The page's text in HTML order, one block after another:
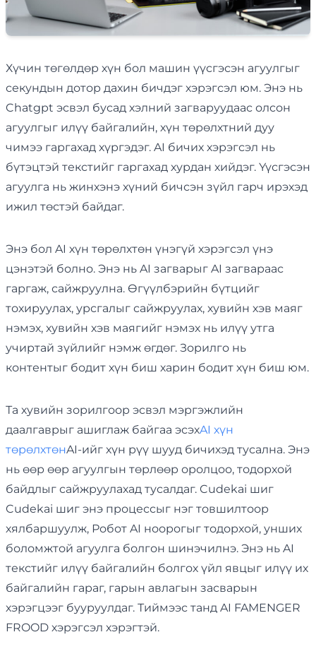
Хүчин төгөлдөр хүн бол машин үүсгэсэн агуулгыг
секундын дотор дахин бичдэг хэрэгсэл юм. Энэ нь
Chatgpt эсвэл бусад хэлний загваруудаас олсон
агуулгыг илүү байгалийн, хүн төрөлхтний дуу
чимээ гаргахад хүргэдэг. AI бичих хэрэгсэл нь
бүтэцтэй текстийг гаргахад хурдан хийдэг. Үүсгэсэн
агуулга нь жинхэнэ хүний бичсэн зүйл гарч ирэхэд
ижил төстэй байдаг.
Энэ бол AI хүн төрөлхтөн үнэгүй хэрэгсэл үнэ
цэнэтэй болно. Энэ нь AI загварыг AI загвараас
гаргаж, сайжруулна. Өгүүлбэрийн бүтцийг
тохируулах, урсгалыг сайжруулах, хувийн хэв маяг
нэмэх, хувийн хэв маягийг нэмэх нь илүү утга
учиртай зүйлийг нэмж өгдөг. Зорилго нь
контентыг бодит хүн биш харин бодит хүн биш юм.
Та хувийн зорилгоор эсвэл мэргэжлийн
даалгаврыг ашиглаж байгаа эсэхAI хүн
төрөлхтөнAI-ийг хүн рүү шууд бичихэд тусална. Энэ
нь өөр өөр агуулгын төрлөөр оролцоо, тодорхой
байдлыг сайжруулахад тусалдаг. Cudekai шиг
Cudekai шиг энэ процессыг нэг товшилтоор
хялбаршуулж, Робот AI ноорогыг тодорхой, унших
боломжтой агуулга болгон шинэчилнэ. Энэ нь AI
текстийг илүү байгалийн болгох үйл явцыг илүү их
байгалийн гараг, гарын авлагын засварын
хэрэгцээг бууруулдаг. Тиймээс танд AI FAMENGER
FROOD хэрэгсэл хэрэгтэй.